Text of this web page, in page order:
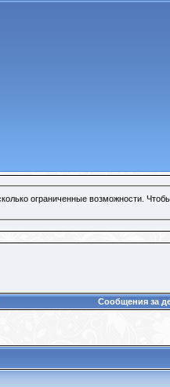
ограниченные возможности.
Сообщения за